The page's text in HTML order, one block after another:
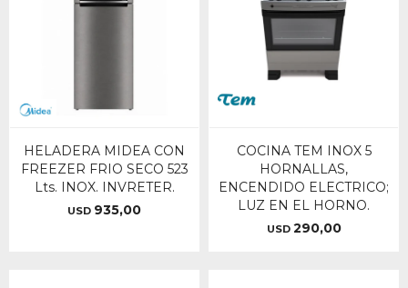
HELADERA MIDEA CON
FREEZER FRIO SECO 523
Lts. INOX. INVRETER.
USD 935,00
COCINA TEM INOX 5
HORNALLAS,
ENCENDIDO ELECTRICO;
LUZ EN EL HORNO.
USD 290,00